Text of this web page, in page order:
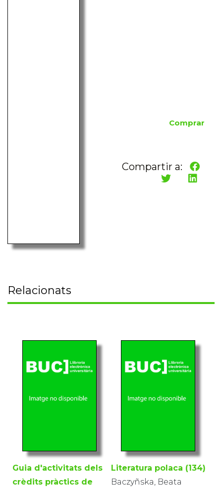
Comprar
Compartir a:
Relacionats
Guia d'activitats dels
crèdits pràctics de
Literatura polaca (134)
Baczyñska, Beata